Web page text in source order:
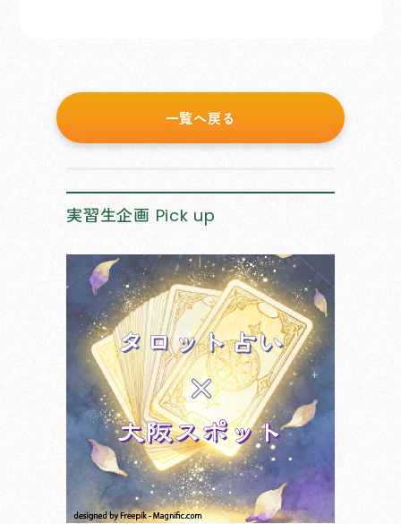
一覧へ戻る
実習生企画 Pick up